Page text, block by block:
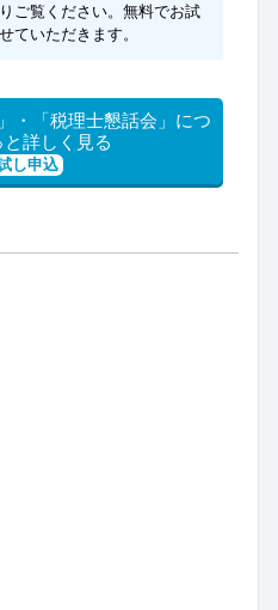
ご覧ください。無料でお試
ていただきます。
・「税理士懇話会」につ
と詳しく見る
し申込